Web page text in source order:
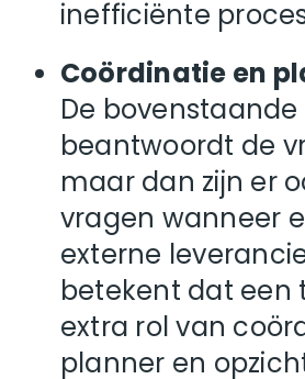
inefficiënte
Coördinatie en
De
beantwoordt de
maar dan zijn er
vragen wanneer
externe
betekent dat een
extra rol van
planner en